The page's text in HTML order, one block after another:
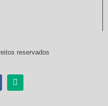
reservados